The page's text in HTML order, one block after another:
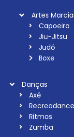
Artes
Capoeira
Jiu-Jitsu
Judô
Boxe
Danças
Axé
Ritmos
Zumba